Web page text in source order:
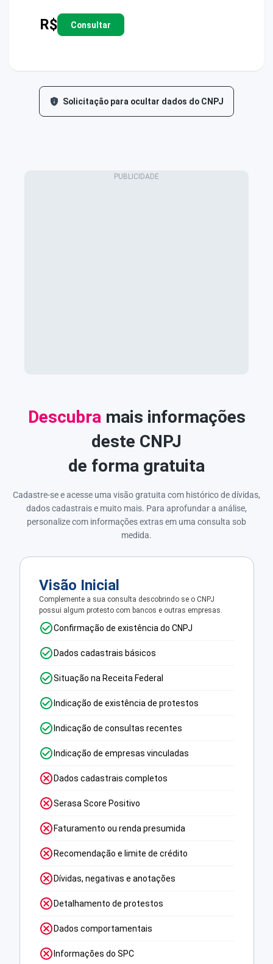
R$ Consultar
Solicitação para ocultar dados do CNPJ
Descubramais informações
deste CNPJ
de forma gratuita
Cadastre-se e acesse uma visão gratuita com histórico de dívidas,
dados cadastrais e muito mais. Para aprofundar a análise,
personalize com informações extras em uma consulta sob
medida.
Visão Inicial
Complemente a sua consulta descobrindo se o CNPJ
possui algum protesto com bancos e outras empresas.
Confirmação de existência do CNPJ
Dados cadastrais básicos
Situação na Receita Federal
Indicação de existência de protestos
Indicação de consultas recentes
Indicação de empresas vinculadas
Dados cadastrais completos
Serasa Score Positivo
Faturamento ou renda presumida
Recomendação e limite de crédito
Dívidas, negativas e anotações
Detalhamento de protestos
Dados comportamentais
Informações do SPC